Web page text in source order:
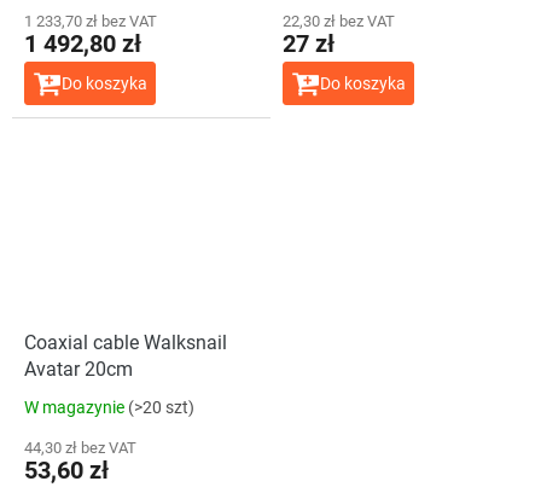
1 233,70 zł bez VAT
1 492,80 zł
Do koszyka
22,30 zł bez VAT
27 zł
Do koszyka
Coaxial cable Walksnail
Avatar 20cm
W magazynie (>20 szt)
44,30 zł bez VAT
53,60 zł